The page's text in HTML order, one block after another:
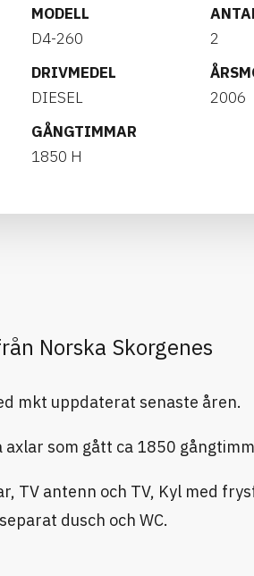
MODELL
D4-260
2
DRIVMEDEL
DIESEL
2006
GÅNGTIMMAR
1850 H
Norska Skorgenes
mkt uppdaterat senaste åren.
som gått ca 1850
TV antenn och TV, Kyl med
dusch och WC.